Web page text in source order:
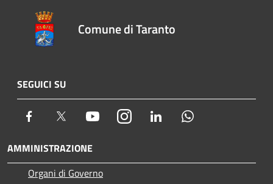
Comune di Taranto
SEGUICI SU
Facebook Twitter YoutubeInstagram LinkedIn
AMMINISTRAZIONE
Organi di Governo